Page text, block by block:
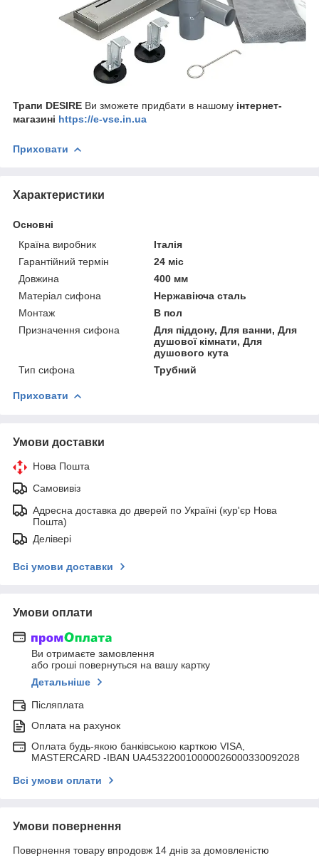
Трапи DESIRE Ви зможете придбати в нашому інтернет-
магазині https://e-vse.in.ua
Приховати
Характеристики
Основні
Країна виробник
Італія
Гарантійний термін
24 міс
Довжина
400 мм
Матеріал сифона
Нержавіюча сталь
Монтаж
В пол
Призначення сифона
Для піддону, Для ванни, Для
душової кімнати, Для
душового кута
Тип сифона
Трубний
Приховати
Умови доставки
Нова Пошта
Самовивіз
Адресна доставка до дверей по Україні (кур'єр Нова
Пошта)
Делівері
Всі умови доставки
Умови оплати
Ви отримаєте замовлення
або гроші повернуться на вашу картку
Детальніше
Післяплата
Оплата на рахунок
Оплата будь-якою банківською карткою VISA,
MASTERCARD -IBAN UA453220010000026000330092028
Всі умови оплати
Умови повернення
Повернення товару впродовж 14 днів за домовленістю